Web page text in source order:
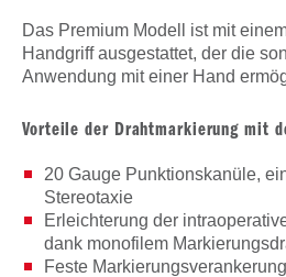
Das Premium Modell ist mit
Handgriff ausgestattet, der die
Anwendung mit einer Hand
Vorteile der Drahtmarkierung mit
20 Gauge Punktionskanüle,
Stereotaxie
Erleichterung der
dank monofilem
Feste